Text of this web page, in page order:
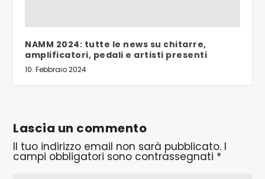
NAMM 2024: tutte le news su chitarre,
amplificatori, pedali e artisti presenti
10. Febbraio 2024
Lascia un commento
Il tuo indirizzo email non sarà pubblicato. I
campi obbligatori sono contrassegnati *